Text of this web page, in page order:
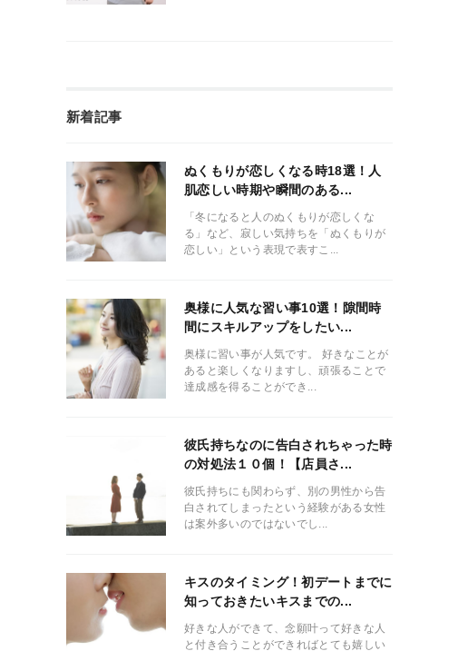
新着記事
ぬくもりが恋しくなる時18選！人
肌恋しい時期や瞬間のある...
「冬になると人のぬくもりが恋しくな
る」など、寂しい気持ちを「ぬくもりが
恋しい」という表現で表すこ...
奥様に人気な習い事10選！隙間時
間にスキルアップをしたい...
奥様に習い事が人気です。 好きなことが
あると楽しくなりますし、頑張ることで
達成感を得ることができ...
彼氏持ちなのに告白されちゃった時
の対処法１０個！【店員さ...
彼氏持ちにも関わらず、別の男性から告
白されてしまったという経験がある女性
は案外多いのではないでし...
キスのタイミング！初デートまでに
知っておきたいキスまでの...
好きな人ができて、念願叶って好きな人
と付き合うことができればとても嬉しい